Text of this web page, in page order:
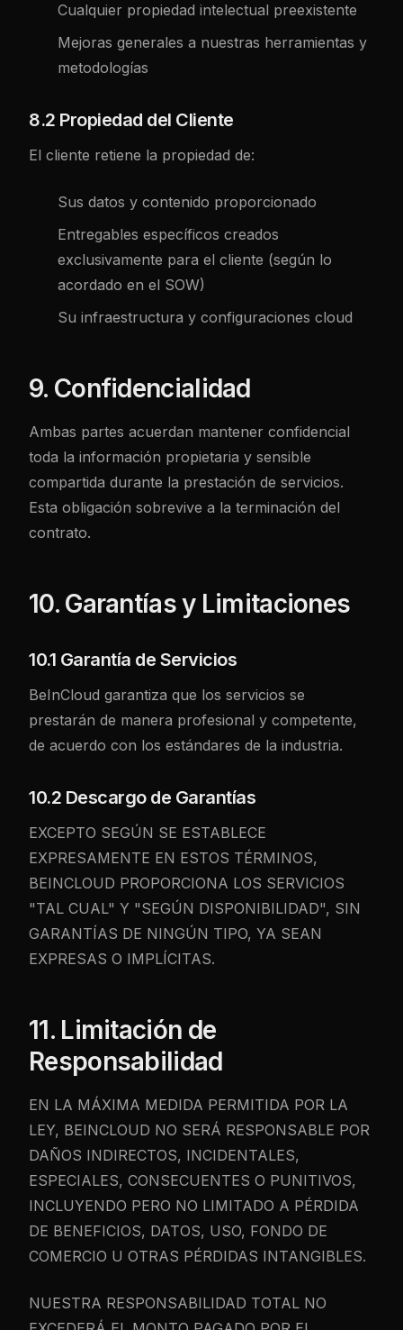
Cualquier propiedad intelectual preexistente
Mejoras generales a nuestras herramientas y
metodologías
8.2 Propiedad del Cliente
El cliente retiene la propiedad de:
Sus datos y contenido proporcionado
Entregables específicos creados
exclusivamente para el cliente (según lo
acordado en el SOW)
Su infraestructura y configuraciones cloud
9. Confidencialidad
Ambas partes acuerdan mantener confidencial
toda la información propietaria y sensible
compartida durante la prestación de servicios.
Esta obligación sobrevive a la terminación del
contrato.
10. Garantías y Limitaciones
10.1 Garantía de Servicios
BeInCloud garantiza que los servicios se
prestarán de manera profesional y competente,
de acuerdo con los estándares de la industria.
10.2 Descargo de Garantías
EXCEPTO SEGÚN SE ESTABLECE
EXPRESAMENTE EN ESTOS TÉRMINOS,
BEINCLOUD PROPORCIONA LOS SERVICIOS
"TAL CUAL" Y "SEGÚN DISPONIBILIDAD", SIN
GARANTÍAS DE NINGÚN TIPO, YA SEAN
EXPRESAS O IMPLÍCITAS.
11. Limitación de
Responsabilidad
EN LA MÁXIMA MEDIDA PERMITIDA POR LA
LEY, BEINCLOUD NO SERÁ RESPONSABLE POR
DAÑOS INDIRECTOS, INCIDENTALES,
ESPECIALES, CONSECUENTES O PUNITIVOS,
INCLUYENDO PERO NO LIMITADO A PÉRDIDA
DE BENEFICIOS, DATOS, USO, FONDO DE
COMERCIO U OTRAS PÉRDIDAS INTANGIBLES.
NUESTRA RESPONSABILIDAD TOTAL NO